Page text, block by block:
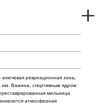
зона,
спортивным ядром
и древняя
уникальный
город с